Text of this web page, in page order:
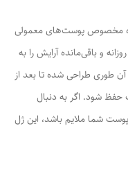
مخصوص پوست‌های معمولی
و باقی‌مانده آرایش را به
طوری طراحی شده تا بعد از
شود. اگر به دنبال
شما ملایم باشد، این ژل